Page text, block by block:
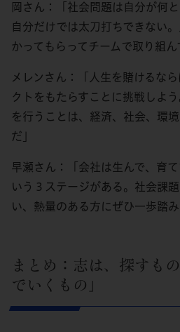
岡さん：「社会問題は自分が何
自分だけでは太刀打ちできない
かってもらってチームで取り組ん
メレンさん：「人生を賭けるな
クトをもたらすことに挑戦しよ
を行うことは、経済、社会、環
だ」
早瀬さん：「会社は生んで、育
いう３ステージがある。社会課
い、熱量のある方にぜひ一歩踏
まとめ：志は、探すも
でいくもの」